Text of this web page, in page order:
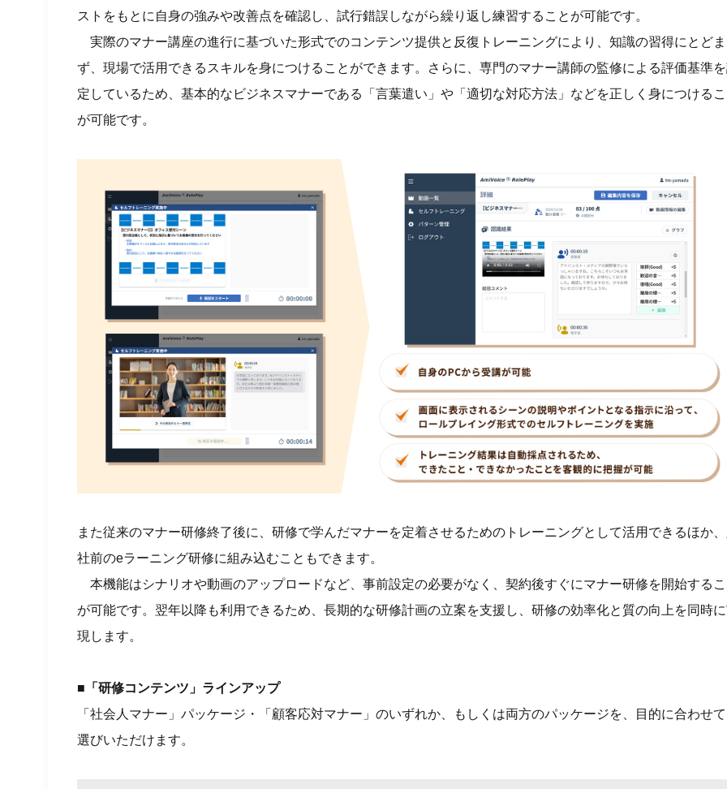
ストをもとに自身の強みや改善点を確認し、試行錯誤しながら繰り返し練習することが可能です。
実際のマナー講座の進行に基づいた形式でのコンテンツ提供と反復トレーニングにより、知識の習得にとどま
ず、現場で活用できるスキルを身につけることができます。さらに、専門のマナー講師の監修による評価基準
定しているため、基本的なビジネスマナーである「言葉遣い」や「適切な対応方法」などを正しく身につけるこ
が可能です。
また従来のマナー研修終了後に、研修で学んだマナーを定着させるためのトレーニングとして活用できるほか、
社前のeラーニング研修に組み込むこともできます。
本機能はシナリオや動画のアップロードなど、事前設定の必要がなく、契約後すぐにマナー研修を開始するこ
が可能です。翌年以降も利用できるため、長期的な研修計画の立案を支援し、研修の効率化と質の向上を同時
現します。
■「研修コンテンツ」ラインアップ
「社会人マナー」パッケージ・「顧客応対マナー」のいずれか、もしくは両方のパッケージを、目的に合わせ
選びいただけます。